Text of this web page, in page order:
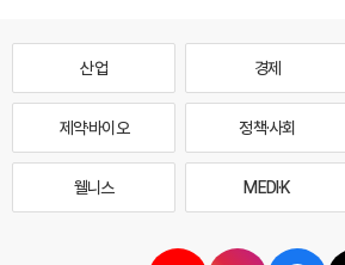
산업 경제
제약·바이오 정책·사회
웰니스 MEDI·K